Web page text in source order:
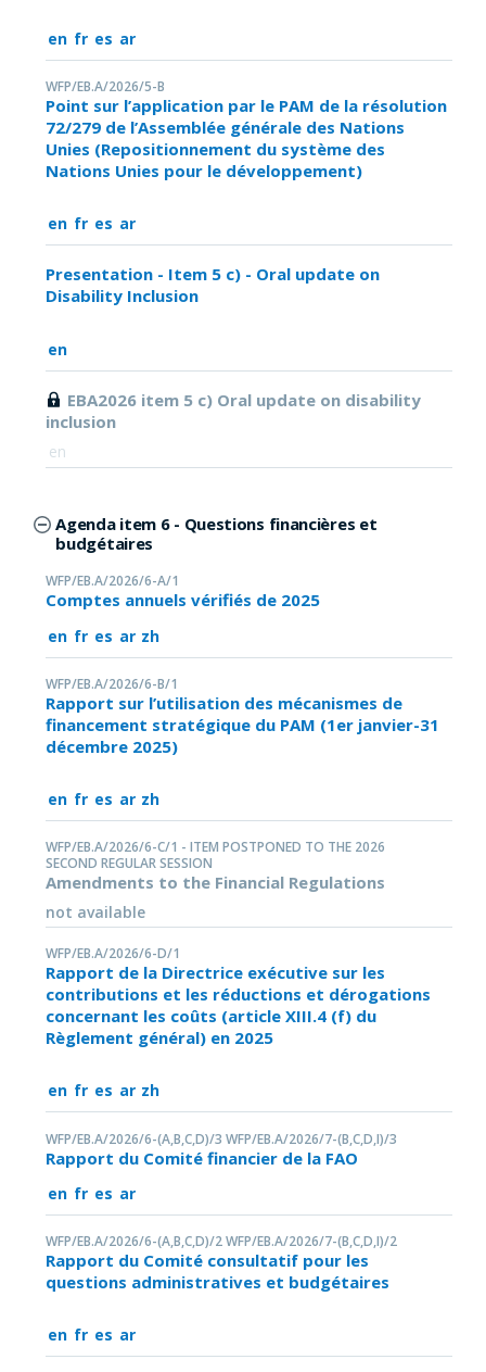
en fr es ar
WFP/EB.A/2026/5-B
Point sur l’application par le PAM de la résolution
72/279 de l’Assemblée générale des Nations
Unies (Repositionnement du système des
Nations Unies pour le développement)
en fr es ar
Presentation - Item 5 c) - Oral update on
Disability Inclusion
en
EBA2026 item 5 c) Oral update on disability
inclusion
en
Agenda item 6 - Questions financières et
budgétaires
WFP/EB.A/2026/6-A/1
Comptes annuels vérifiés de 2025
en fr es ar zh
WFP/EB.A/2026/6-B/1
Rapport sur l’utilisation des mécanismes de
financement stratégique du PAM (1er janvier-31
décembre 2025)
en fr es ar zh
WFP/EB.A/2026/6-C/1 - ITEM POSTPONED TO THE 2026
SECOND REGULAR SESSION
Amendments to the Financial Regulations
not available
WFP/EB.A/2026/6-D/1
Rapport de la Directrice exécutive sur les
contributions et les réductions et dérogations
concernant les coûts (article XIII.4 (f) du
Règlement général) en 2025
en fr es ar zh
WFP/EB.A/2026/6-(A,B,C,D)/3 WFP/EB.A/2026/7-(B,C,D,I)/3
Rapport du Comité financier de la FAO
en fr es ar
WFP/EB.A/2026/6-(A,B,C,D)/2 WFP/EB.A/2026/7-(B,C,D,I)/2
Rapport du Comité consultatif pour les
questions administratives et budgétaires
en fr es ar